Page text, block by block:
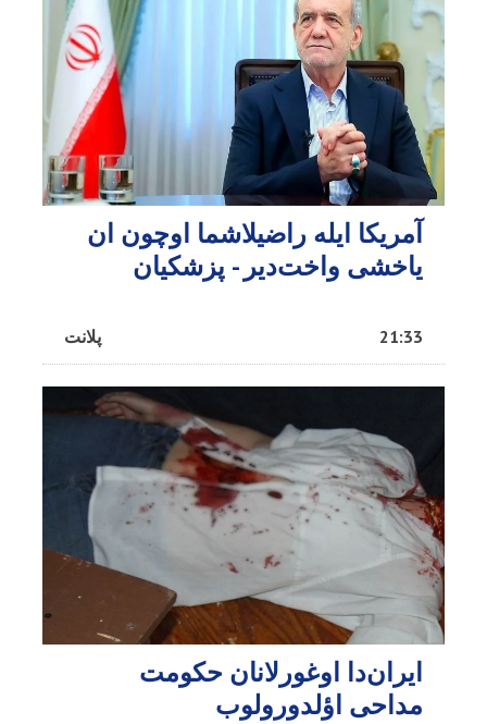
آمریکا ایله راضیلاشما اوچون ان
یاخشی واخت‌دیر - پزشکیان
پلانت 21:33
ایران‌دا اوغورلانان حکومت
مداحی اؤلدورولوب